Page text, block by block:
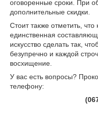
оговоренные сроки. При
дополнительные скидки.
Стоит также отметить,
единственная
искусство сделать так,
безупречно и каждой
восхищение.
У вас есть вопросы?
телефону: